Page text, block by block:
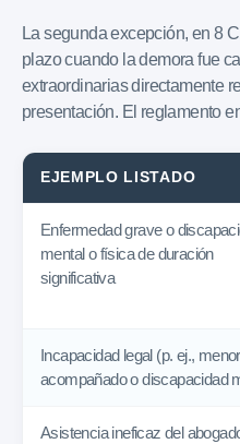
La segunda excepción, en 8
plazo cuando la demora fue
extraordinarias directamente
presentación. El reglamento
EJEMPLO LISTADO
Enfermedad grave o
mental o física de duración
significativa
Incapacidad legal (p. ej.,
acompañado o discapacidad
Asistencia ineficaz del